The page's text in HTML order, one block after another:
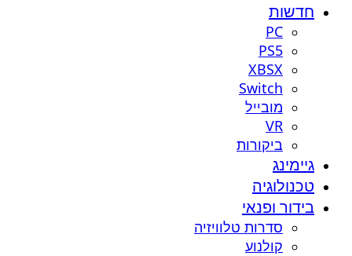
חדשות
PC
PS5
XBSX
Switch
מובייל
VR
ביקורות
גיימינג
טכנולוגיה
בידור ופנאי
סדרות טלוויזיה
קולנוע